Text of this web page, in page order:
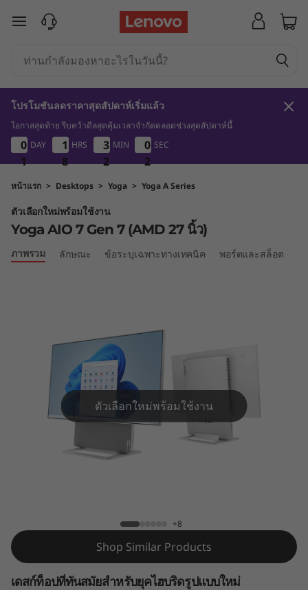
Y
a
A
I
O
7
G
D
ข้ามไปที่เนื้อหาหลัก
โปรโมชันลดราคาสุดสัปดาห์เริ่มแล้ว
โอกาสสุดท้าย รีบคว้าดีลสุดคุ้มเวลาจำกัดตลอดช่วงสุดสัปดาห์นี้
0
1
0
1
0
1
0
1
DAY
1
8
1
8
1
8
1
8
HRS
3
2
3
2
3
2
3
2
MIN 0
2
0
1
0
2
0
1
SEC
หน้าแรก > Desktops > Yoga > Yoga A Series
ตัวเลือกใหม่พร้อมใช้งาน
Yoga AIO 7 Gen 7 (AMD 27 นิ้ว)
ภาพรวม ลักษณะ ข้อระบุเฉพาะทางเทคนิค พอร์ตและสล็อต
ตัวเลือกใหม่พร้อมใช้งาน
+8
Shop Similar Products
เดสก์ท็อปที่ทันสมัยสำหรับยุคไฮบริดรูปแบบใหม่